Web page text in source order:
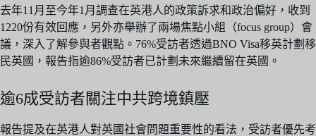
去年11月至今年1月調查在英港人的政策訴求和政治偏好，收到
1220份有效回應，另外亦舉辦了兩場焦點小組（focus group）會
議，深入了解參與者觀點。76%受訪者透過BNO Visa移英計劃移
民英國，報告指逾86%受訪者已計劃未來繼續留在英國。
逾6成受訪者關注中共跨境鎮壓
報告提及在英港人對英國社會問題重要性的看法，受訪者優先考